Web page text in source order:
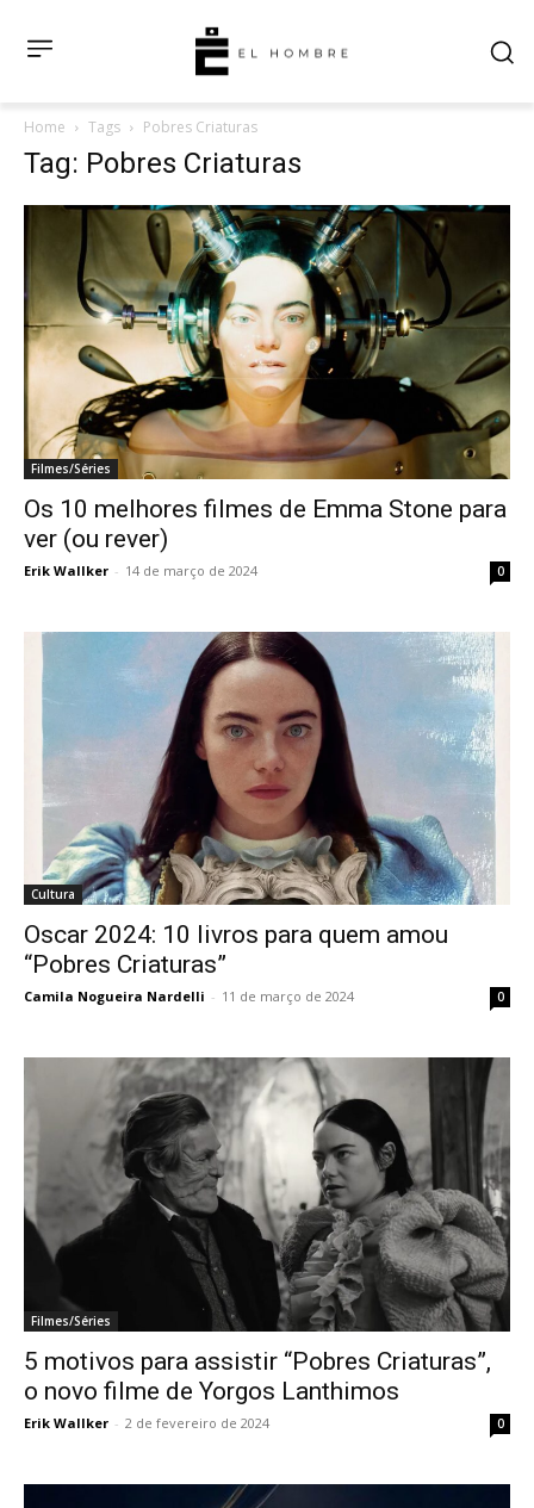
Home Tags Pobres Criaturas
Tag: Pobres Criaturas
Filmes/Séries
Os 10 melhores filmes de Emma Stone para
ver (ou rever)
Erik Wallker - 14 de março de 2024 0
Cultura
Oscar 2024: 10 livros para quem amou
“Pobres Criaturas”
Camila Nogueira Nardelli - 11 de março de 2024 0
Filmes/Séries
5 motivos para assistir “Pobres Criaturas”,
o novo filme de Yorgos Lanthimos
Erik Wallker - 2 de fevereiro de 2024 0